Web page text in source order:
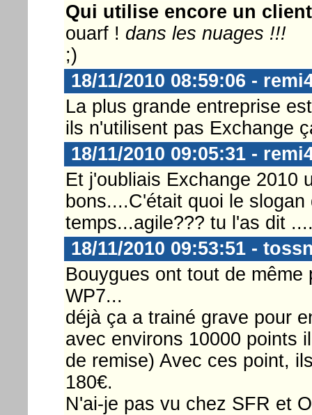
Qui utilise encore un
ouarf ! dans les nuages !!!
;)
18/11/2010 08:59:06 -
La plus grande entreprise
ils n'utilisent pas Exchange
18/11/2010 09:05:31 -
Et j'oubliais Exchange 2010
bons....C'était quoi le
temps...agile??? tu l'as dit
18/11/2010 09:53:51 -
Bouygues ont tout de
WP7...
déjà ça a trainé grave pour
avec environs 10000 points
de remise) Avec ces point,
180€.
N'ai-je pas vu chez SFR et